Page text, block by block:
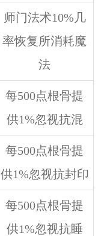
师门法术10%几
率恢复所消耗魔
法
每500点根骨提
供1%忽视抗混
每500点根骨提
供1%忽视抗封印
每500点根骨提
供1%忽视抗睡